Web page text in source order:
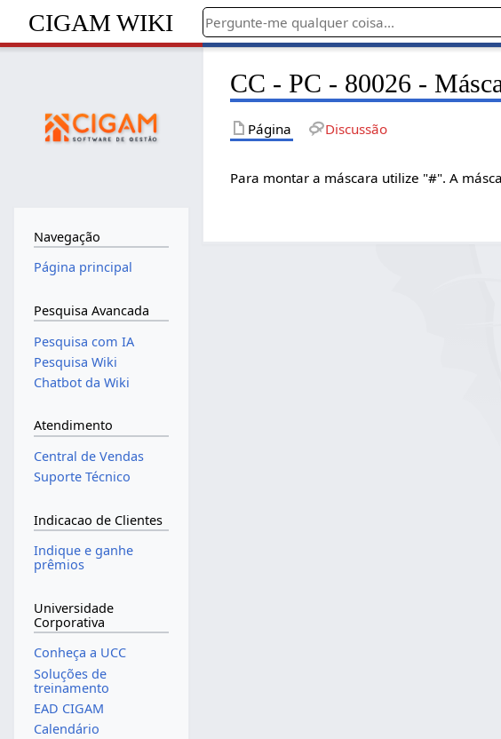
CIGAM WIKI
CC - PC - 80026 -
Página Discussão
Para montar a máscara utilize "#". A
Navegação
Página principal
Pesquisa Avancada
Pesquisa com IA
Pesquisa Wiki
Chatbot da Wiki
Atendimento
Central de Vendas
Suporte Técnico
Indicacao de Clientes
Indique e ganhe
prêmios
Universidade
Corporativa
Conheça a UCC
Soluções de
treinamento
EAD CIGAM
Calendário